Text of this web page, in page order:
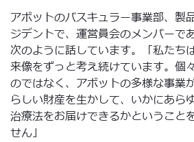
アボットのバスキュラー事業部、製
ジデントで、運営員会のメンバーで
次のように話しています。「私たち
来像をずっと考え続けています。個
のではなく、アボットの多様な事業
らしい財産を生かして、いかにあら
治療法をお届けできるかということ
せん」